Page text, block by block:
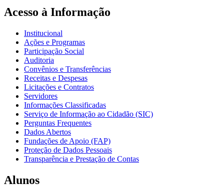
Acesso à Informação
Institucional
Ações e Programas
Participação Social
Auditoria
Convênios e Transferências
Receitas e Despesas
Licitações e Contratos
Servidores
Informações Classificadas
Serviço de Informação ao Cidadão (SIC)
Perguntas Frequentes
Dados Abertos
Fundações de Apoio (FAP)
Proteção de Dados Pessoais
Transparência e Prestação de Contas
Alunos